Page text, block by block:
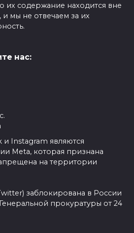
их содержание находится вне
мы не отвечаем за их
нас:
Instagram являются
Meta, которая признана
на территории
заблокирована в России
прокуратуры от 24